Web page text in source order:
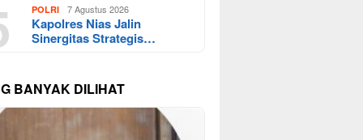
POLRI 7 Agustus 2026
Kapolres Nias Jalin
Sinergitas Strategis…
BANYAK DILIHAT